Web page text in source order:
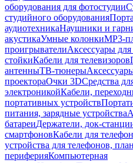
оборудования для фотостудии
студийного оборудования
аудиотехникаНаушники и
акустикаУмные колонкиMP3-
проигрывателиАксессуары для
стойкиКабели для телевизоров
антенныТВ-тюнеры
проектораОчки 3DСредства
электроникойКабели,
портативных устройств
питания, зарядные устройства
батареиДержатели, док-
смартфоновКабели для
устройства для телефонов,
периферияКомпьютерная